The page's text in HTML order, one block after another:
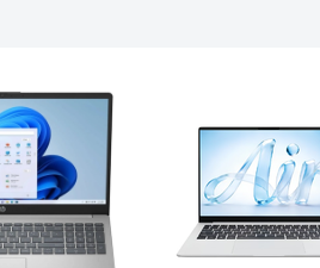
hiển thị tốt
Dell Inspiron. Tỷ lệ khung hình